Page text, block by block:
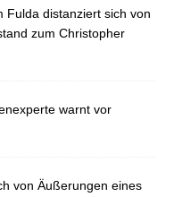
Fulda distanziert sich von
zum Christopher
warnt vor
von Äußerungen eines